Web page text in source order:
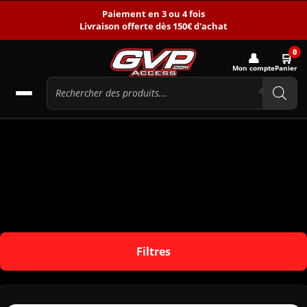
Paiement en 3 ou 4 fois
Livraison offerte dès 150€ d'achat
👤
Mon compte
🛒0
Panier
Filtres